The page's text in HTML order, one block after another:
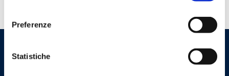
Preferenze
Statistiche